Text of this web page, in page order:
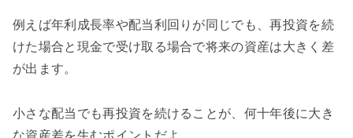
例えば年利成長率や配当利回りが同じでも、再投資を続
けた場合と現金で受け取る場合で将来の資産は大きく差
が出ます。
小さな配当でも再投資を続けることが、何十年後に大き
な資産差を生むポイントだよ。